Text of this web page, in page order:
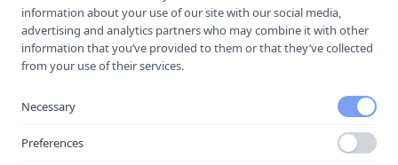
E12 Anvisningsmärken
Rekommenderad lägre
hastighet upphör
information about your use of our site with our social media,
advertising and analytics partners who may combine it with other
information that you’ve provided to them or that they’ve collected
from your use of their services.
Necessary
Preferences